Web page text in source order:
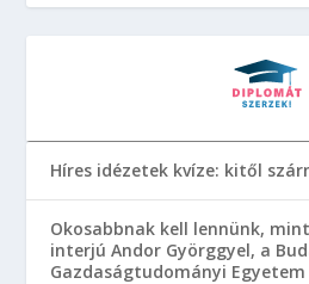
Híres idézetek kvíze: kitől
Okosabbnak kell lennünk,
interjú Andor Györggyel, a
Gazdaságtudományi